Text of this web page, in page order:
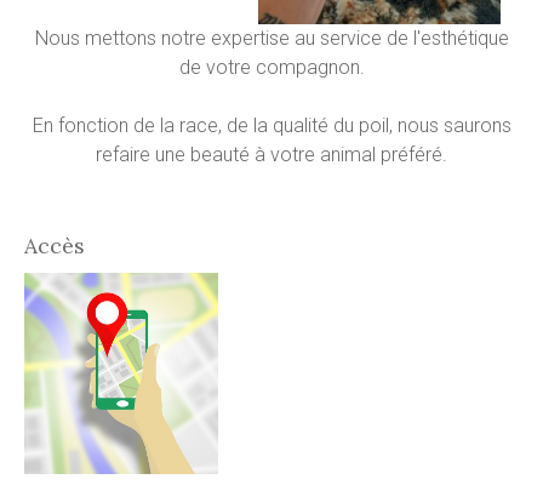
Nous mettons notre expertise au service de l'esthétique
de votre compagnon.
En fonction de la race, de la qualité du poil, nous saurons
refaire une beauté à votre animal préféré.
Accès